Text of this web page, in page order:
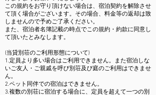
この規約をお守り頂けない場合は、宿泊契約を解除させ
て頂く場合がございます。その場合、料金等の返却は致
しませんので予めご了承ください。
また、宿泊者名簿記載の時点でこの規約・約款に同意し
て頂いたとみなします。
(当貸別荘のご利用形態について)​
1.定員より多い場合はご利用できません。また宿泊しな
いご友人・ご親戚を呼び別荘及び庭のご利用はできませ
ん。
2.ペット同伴での宿泊はできません。
3.複数の別荘に宿泊する場合に、定員を超えて一つの別